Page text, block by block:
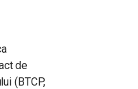
de
(BTCP,